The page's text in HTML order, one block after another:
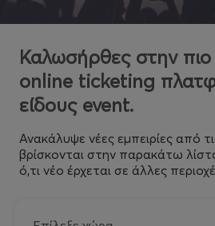
Καλωσήρθες στην
online ticketing
είδους event.
Ανακάλυψε νέες εμπειρίες από
βρίσκονται στην παρακάτω
ό,τι νέο έρχεται σε άλλες